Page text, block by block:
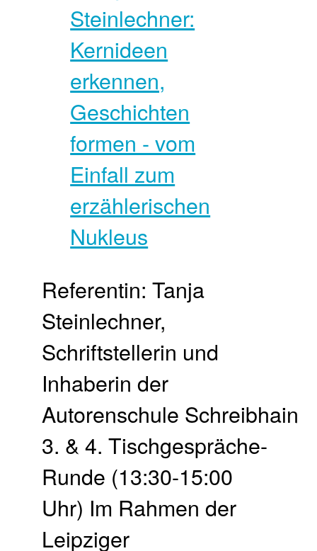
Referentin: Tanja
Steinlechner,
Schriftstellerin und
Inhaberin der
Autorenschule Schreibhain
3. & 4. Tisch­gespräche-
Runde (13:30-15:00
Uhr) Im Rahmen der
Leipziger